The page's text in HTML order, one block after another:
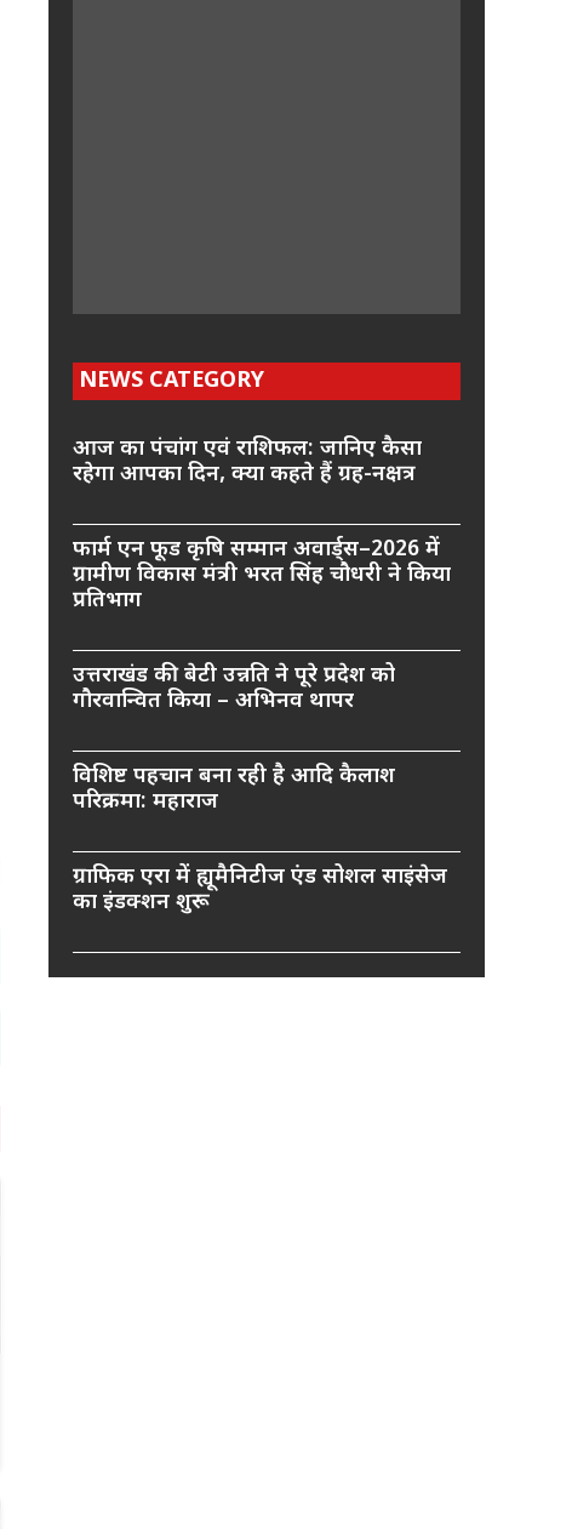
NEWS CATEGORY
आज का पंचांग एवं राशिफल: जानिए कैसा
रहेगा आपका दिन, क्या कहते हैं ग्रह-नक्षत्र
फार्म एन फूड कृषि सम्मान अवार्ड्स–2026 में
ग्रामीण विकास मंत्री भरत सिंह चौधरी ने किया
प्रतिभाग
उत्तराखंड की बेटी उन्नति ने पूरे प्रदेश को
गौरवान्वित किया – अभिनव थापर
विशिष्ट पहचान बना रही है आदि कैलाश
परिक्रमा: महाराज
ग्राफिक एरा में ह्यूमैनिटीज एंड सोशल साइंसेज
का इंडक्शन शुरू